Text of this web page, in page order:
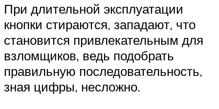
При длительной эксплуатации
кнопки стираются, западают, что
становится привлекательным для
взломщиков, ведь подобрать
правильную последовательность,
зная цифры, несложно.